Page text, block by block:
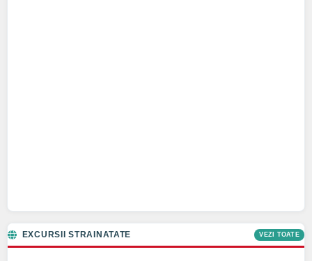
EXCURSII STRAINATATE VEZI TOATE